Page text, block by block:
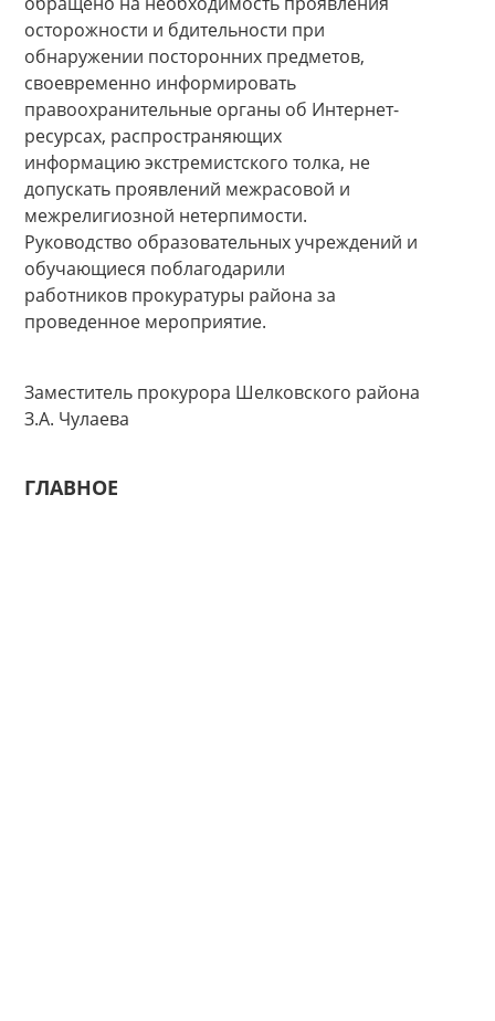
осторожности и бдительности при
обнаружении посторонних предметов,
своевременно информировать
правоохранительные органы об Интернет-
ресурсах, распространяющих
информацию экстремистского толка, не
допускать проявлений межрасовой и
межрелигиозной нетерпимости.
Руководство образовательных учреждений и
обучающиеся поблагодарили
работников прокуратуры района за
проведенное мероприятие.
Заместитель прокурора Шелковского района
З.А. Чулаева
ГЛАВНОЕ